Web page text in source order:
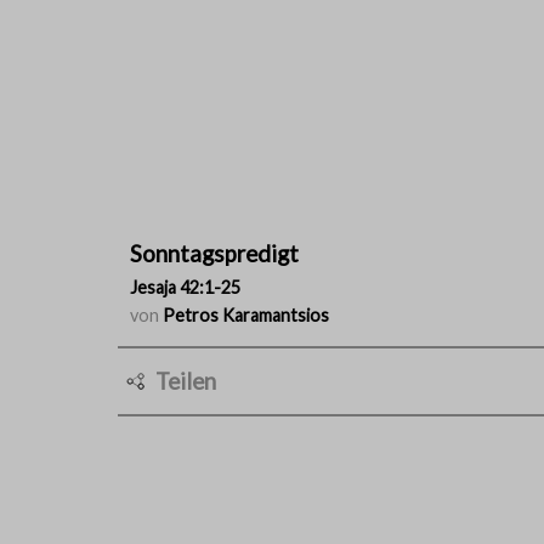
Sonntagspredigt
Jesaja 42:1-25
von Petros Karamantsios
Teilen